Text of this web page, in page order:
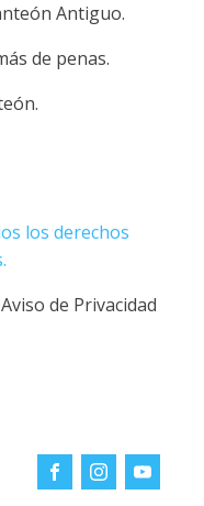
Antiguo.
de penas.
los derechos
Aviso de Privacidad